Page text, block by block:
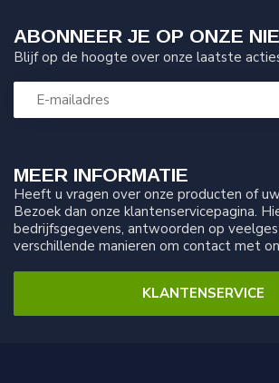
MEER INFORMATIE
Heeft u vragen over onze producten of
Bezoek dan onze klantenservicepagina.
bedrijfsgegevens, antwoorden op
verschillende manieren om contact met
KLANTENSERVICE
ABONNEER JE OP ONZE
Blijf op de hoogte over onze laatste